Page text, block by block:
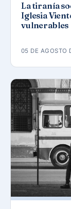
La tiranía
Iglesia
vulnerables
05 DE AGOSTO